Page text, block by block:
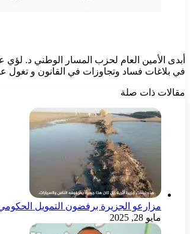
أبدى الأمين العام لحزب المسار الوطني د. لؤي
في بلاغات فساد وتجاوزات في القانون و تغول
مقالات ذات صلة
مزارعو الجزيرة برفضون التمويل
مايو 28, 2025